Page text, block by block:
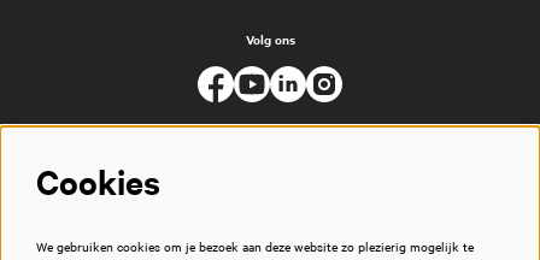
Volg ons
Cookies
We gebruiken cookies om je bezoek aan deze website zo plezierig mogelijk te